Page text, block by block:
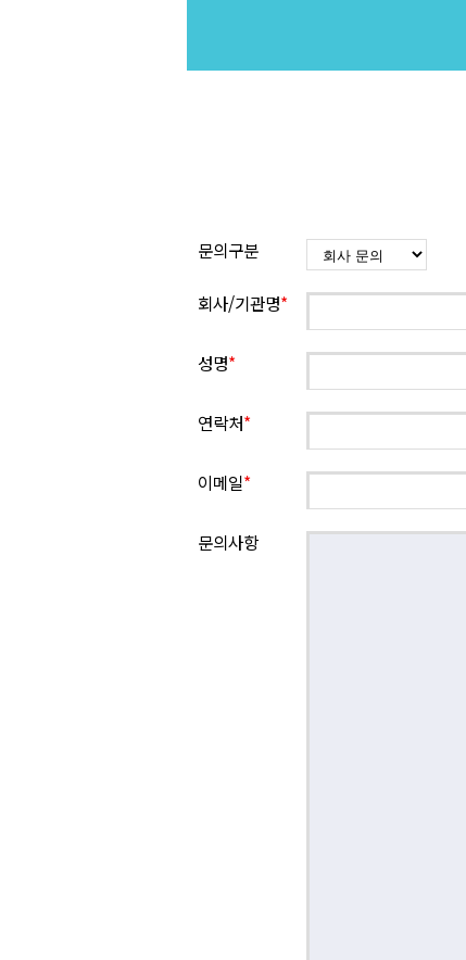
문의구분
회사/기관명*
성명*
연락처*
이메일*
문의사항